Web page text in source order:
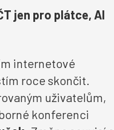
jen pro plátce, AI
internetové
roce skončit.
uživatelům,
konferenci